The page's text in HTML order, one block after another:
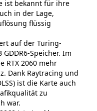
ist bekannt für ihre
in der Lage,
flüssig
auf der Turing-
Speicher. Im
RTX 2060 mehr
Dank Raytracing und
ist die Karte auch
zu
war.